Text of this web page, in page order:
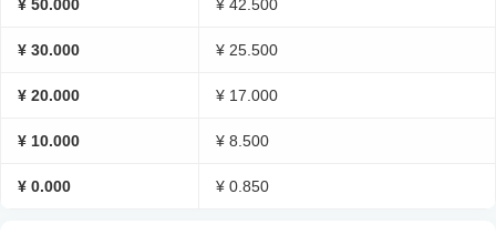
¥ 50.000 ¥ 42.500
¥ 30.000 ¥ 25.500
¥ 20.000 ¥ 17.000
¥ 10.000 ¥ 8.500
¥ 0.000 ¥ 0.850